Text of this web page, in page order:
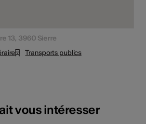
13, 3960 Sierre
Transports publics
vous intéresser